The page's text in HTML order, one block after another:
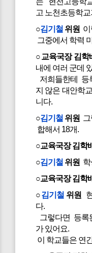
고 노천초등학
○김기철 위원
그중에서 학력
○교육국장 김학
내에 여러 군데
저희들한테 등
지 않은 대안학
니다.
○김기철 위원
합해서 18개.
○교육국장 김학
○김기철 위원
○교육국장 김학
○김기철 위원
다.
그렇다면 등
가 있어요.
이 학교들은 연